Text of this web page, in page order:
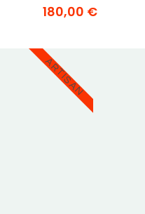
180,00 €
ARTISAN